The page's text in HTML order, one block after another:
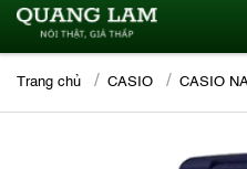
Trang chủ CASIO CASIO